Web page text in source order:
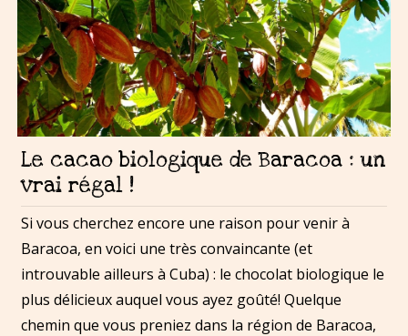
Le cacao biologique de Baracoa : un
vrai régal !
Si vous cherchez encore une raison pour venir à
Baracoa, en voici une très convaincante (et
introuvable ailleurs à Cuba) : le chocolat biologique le
plus délicieux auquel vous ayez goûté! Quelque
chemin que vous preniez dans la région de Baracoa,